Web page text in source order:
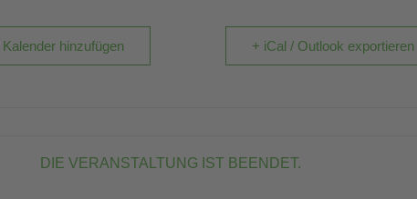
hinzufügen + iCal / Outlook exportieren
DIE VERANSTALTUNG IST BEENDET.